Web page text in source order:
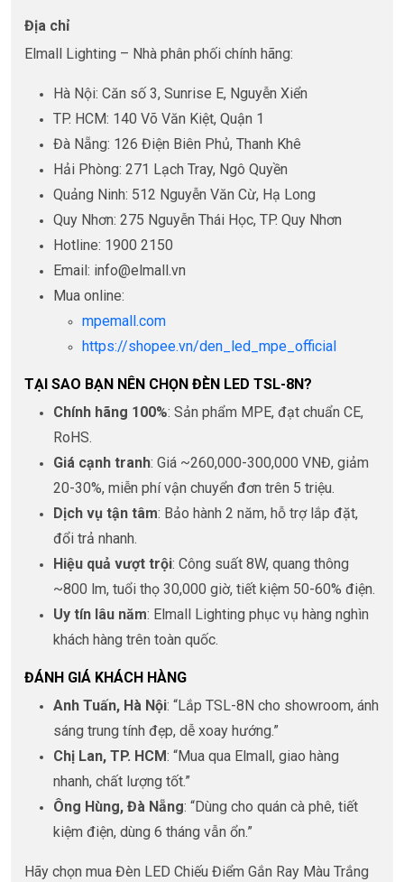
Địa chỉ
Elmall Lighting – Nhà phân phối chính hãng:
Hà Nội: Căn số 3, Sunrise E, Nguyễn Xiển
TP. HCM: 140 Võ Văn Kiệt, Quận 1
Đà Nẵng: 126 Điện Biên Phủ, Thanh Khê
Hải Phòng: 271 Lạch Tray, Ngô Quyền
Quảng Ninh: 512 Nguyễn Văn Cừ, Hạ Long
Quy Nhơn: 275 Nguyễn Thái Học, TP. Quy Nhơn
Hotline: 1900 2150
Email: info@elmall.vn
Mua online:
mpemall.com
https://shopee.vn/den_led_mpe_official
TẠI SAO BẠN NÊN CHỌN ĐÈN LED TSL-8N?
Chính hãng 100%: Sản phẩm MPE, đạt chuẩn CE,
RoHS.
Giá cạnh tranh: Giá ~260,000-300,000 VNĐ, giảm
20-30%, miễn phí vận chuyển đơn trên 5 triệu.
Dịch vụ tận tâm: Bảo hành 2 năm, hỗ trợ lắp đặt,
đổi trả nhanh.
Hiệu quả vượt trội: Công suất 8W, quang thông
~800 lm, tuổi thọ 30,000 giờ, tiết kiệm 50-60% điện.
Uy tín lâu năm: Elmall Lighting phục vụ hàng nghìn
khách hàng trên toàn quốc.
ĐÁNH GIÁ KHÁCH HÀNG
Anh Tuấn, Hà Nội: “Lắp TSL-8N cho showroom, ánh
sáng trung tính đẹp, dễ xoay hướng.”
Chị Lan, TP. HCM: “Mua qua Elmall, giao hàng
nhanh, chất lượng tốt.”
Ông Hùng, Đà Nẵng: “Dùng cho quán cà phê, tiết
kiệm điện, dùng 6 tháng vẫn ổn.”
Hãy chọn mua Đèn LED Chiếu Điểm Gắn Ray Màu Trắng